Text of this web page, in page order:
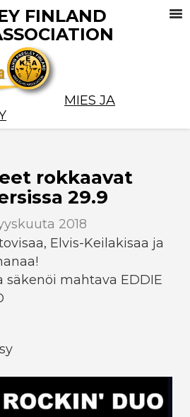
FINLAND
MIES JA
rokkaavat
29.9
2018
Elvis-Keilakisaa ja
säkenöi mahtava EDDIE